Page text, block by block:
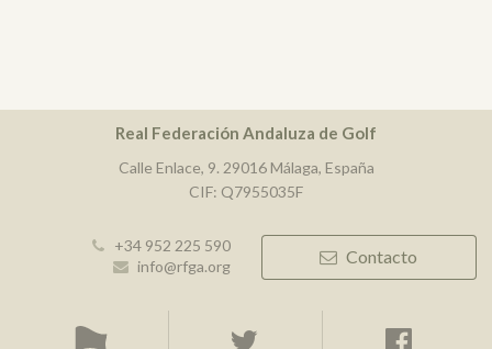
Real Federación Andaluza de Golf
Calle Enlace, 9. 29016 Málaga, España
CIF: Q7955035F
+34 952 225 590
info@rfga.org
Contacto